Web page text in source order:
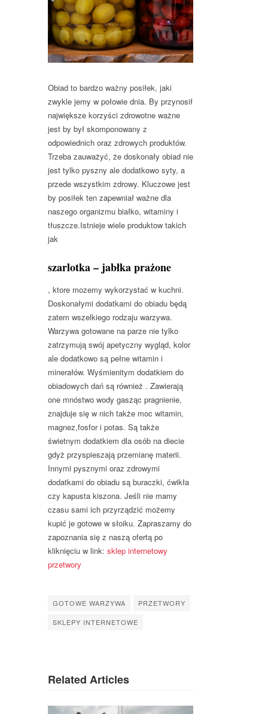
Obiad to bardzo ważny posiłek, jaki
zwykle jemy w połowie dnia. By przynosił
największe korzyści zdrowotne ważne
jest by był skomponowany z
odpowiednich oraz zdrowych produktów.
Trzeba zauważyć, że doskonały obiad nie
jest tylko pyszny ale dodatkowo syty, a
przede wszystkim zdrowy. Kluczowe jest
by posiłek ten zapewniał ważne dla
naszego organizmu białko, witaminy i
tłuszcze.Istnieje wiele produktow takich
jak
szarlotka – jabłka prażone
, ktore mozemy wykorzystać w kuchni.
Doskonałymi dodatkami do obiadu będą
zatem wszelkiego rodzaju warzywa.
Warzywa gotowane na parze nie tylko
zatrzymują swój apetyczny wygląd, kolor
ale dodatkowo są pełne witamin i
minerałów. Wyśmienitym dodatkiem do
obiadowych dań są również . Zawierają
one mnóstwo wody gasząc pragnienie,
znajduje się w nich także moc witamin,
magnez,fosfor i potas. Są także
świetnym dodatkiem dla osób na diecie
gdyż przyspieszają przemianę materii.
Innymi pysznymi oraz zdrowymi
dodatkami do obiadu są buraczki, ćwikła
czy kapusta kiszona. Jeśli nie mamy
czasu sami ich przyrządzić możemy
kupić je gotowe w słoiku. Zapraszamy do
zapoznania się z naszą ofertą po
kliknięciu w link: sklep internetowy
przetwory
GOTOWE WARZYWA
PRZETWORY
SKLEPY INTERNETOWE
Related Articles